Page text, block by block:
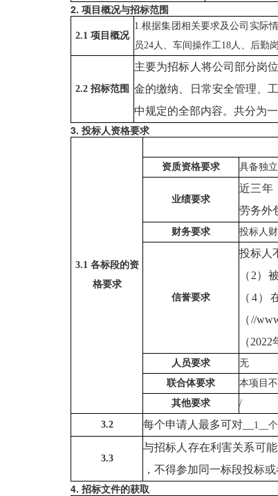
2. 项目概况与招标范围
2.1 项目概况
1.根据集团相关要求及公司实际
员24人、车间操作工18人、后勤
2.2 招标范围
主要为招标人将公司部分岗
金的缴纳、日常安全管理、
中规定的全部内容。共分为
3. 投标人资格要求
3.1 各标段的资
格要求
资质资格要求
具备独
业绩要求
近三年
劳务外
财务要求 投标人
信誉要求
投标人
（2）
（4）
（//
（
人员要求
无
联合体要求
本项目
其他要求
/
3.2 每个申请人最多可对 1 __
3.3
与招标人存在利害关系可
，不得参加同一标段投标
4. 招标文件的获取